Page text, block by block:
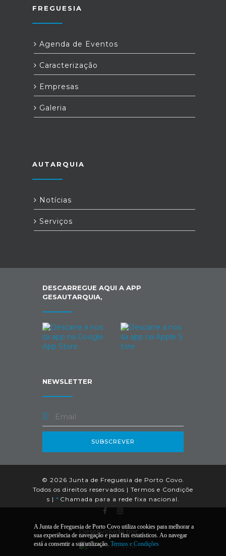
FREGUESIA
Agenda de Eventos
Caracterização
Empresas
Galeria
AUTARQUIA
Notícias
Serviços
DESCARREGUE AQUI A APP
GESAUTARQUIA,
NEWSLETTER
SUBSCREVER
© 2026 Junta de Freguesia de Porto Covo.
Todos os direitos reservados | Termos e Condiçõe
s | * Chamada para a rede fixa nacional.
Desenvolvido por:
A Junta de Freguesia de Porto Covo utiliza cookies para melhorar a
sua experiência de navegação e para fins estatísticos. Ao navegar
está a consentir a sua utilização. Termos e Condições